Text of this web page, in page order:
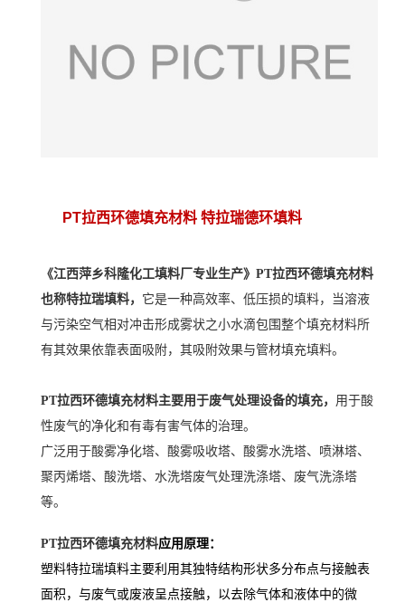
PT拉西环德填充材料 特拉瑞德环填料
《江西萍乡科隆化工填料厂专业生产》 PT拉西环德填充材料
也称特拉瑞填料， 它是一种高效率、低压损的填料，当溶液
与污染空气相对冲击形成雾状之小水滴包围整个填充材料所
有其效果依靠表面吸附，其吸附效果与管材填充填料。
PT拉西环德填充材料主要用于废气处理设备的填充， 用于酸
性废气的净化和有毒有害气体的治理。
广泛用于酸雾净化塔、 酸雾吸收塔、酸雾水洗塔、 喷淋塔、
聚丙烯塔、 酸洗塔、水洗塔废气处理洗涤塔、废气洗涤塔
等。
PT拉西环德填充材料应用原理：
塑料特拉瑞填料主要利用其独特结构形状多分布点与接触表
面积，与废气或废液呈点接触，以去除气体和液体中的微